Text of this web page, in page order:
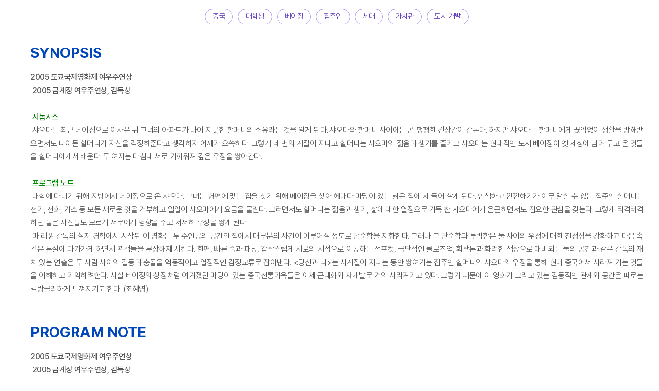
중국 대학생 베이징 집주인 세대 가치관 도시 개발
SYNOPSIS
2005 도쿄국제영화제 여우주연상
2005 금계장 여우주연상, 감독상
시놉시스
샤오마는 최근 베이징으로 이사온 뒤 그녀의 아파트가 나이 지긋한 할머니의 소유라는 것을 알게 된다. 샤오마와 할머니 사이에는 곧 팽팽한 긴장감이 감돈다. 하지만 샤오마는 할머니에게 끊임없이 생활을 방해받
으면서도 나이든 할머니가 자신을 걱정해준다고 생각하자 어깨가 으쓱하다. 그렇게 네 번의 계절이 지나고 할머니는 샤오마의 젊음과 생기를 즐기고 샤오마는 현대적인 도시 베이징이 옛 세상에 남겨 두고 온 것들
을 할머니에게서 배운다. 두 여자는 마침내 서로 가까워져 깊은 우정을 쌓아간다.
프로그램 노트
대학에 다니기 위해 지방에서 베이징으로 온 샤오마. 그녀는 형편에 맞는 집을 찾기 위해 베이징을 찾아 헤매다 마당이 있는 낡은 집에 세 들어 살게 된다. 인색하고 깐깐하기가 이루 말할 수 없는 집주인 할머니는
전기, 전화, 가스 등 모든 새로운 것을 거부하고 일일이 샤오마에게 요금을 물린다. 그러면서도 할머니는 젊음과 생기, 삶에 대한 열정으로 가득 찬 샤오마에게 은근하면서도 집요한 관심을 갖는다. 그렇게 티격태격
하던 둘은 자신들도 모르게 서로에게 영향을 주고 서서히 우정을 쌓게 된다.
마 리원 감독의 실제 경험에서 시작된 이 영화는 두 주인공의 공간인 집에서 대부분의 사건이 이루어질 정도로 단순함을 지향한다. 그러나 그 단순함과 투박함은 둘 사이의 우정에 대한 진정성을 강화하고 마음 속
깊은 본질에 다가가게 하면서 관객들을 무장해제 시킨다. 한편, 빠른 줌과 패닝, 갑작스럽게 서로의 시점으로 이동하는 점프컷, 극단적인 클로즈업, 회색톤과 화려한 색상으로 대비되는 둘의 공간과 같은 감독의 재
치 있는 연출은 두 사람 사이의 갈등과 충돌을 역동적이고 열정적인 감정교류로 잡아낸다. <당신과 나>는 사계절이 지나는 동안 쌓여가는 집주인 할머니와 샤오마의 우정을 통해 현대 중국에서 사라져 가는 것들
을 이해하고 기억하려한다. 사실 베이징의 상징처럼 여겨졌던 마당이 있는 중국전통가옥들은 이제 근대화와 재개발로 거의 사라져가고 있다. 그렇기 때문에 이 영화가 그리고 있는 감동적인 관계와 공간은 때로는
멜랑콜리하게 느껴지기도 한다. (조혜영)
PROGRAM NOTE
2005 도쿄국제영화제 여우주연상
2005 금계장 여우주연상, 감독상